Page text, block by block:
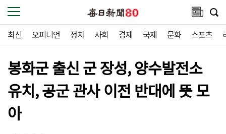
최신 오피니언 정치 사회 경제 국제 문화 스포츠
봉화군 출신 군 장성, 양수발전소
유치, 공군 관사 이전 반대에 뜻 모
아